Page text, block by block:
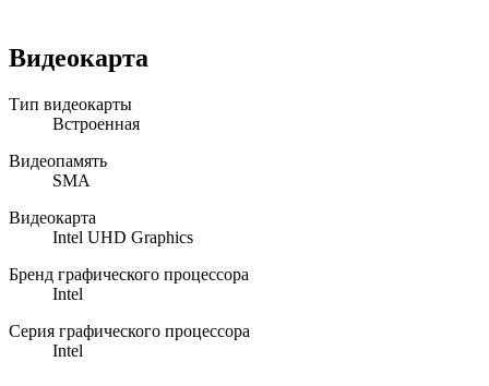
Видеокарта
Тип видеокарты
Встроенная
Видеопамять
SMA
Видеокарта
Intel UHD Graphics
Бренд графического процессора
Intel
Серия графического процессора
Intel